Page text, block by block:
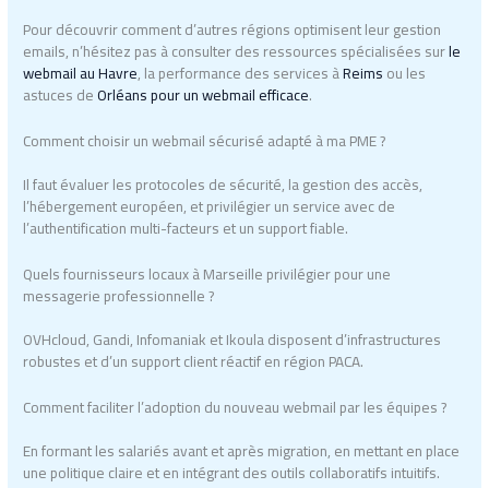
Pour découvrir comment d’autres régions optimisent leur gestion
emails, n’hésitez pas à consulter des ressources spécialisées surle
webmail au Havre, la performance des services àReimsou les
astuces deOrléans pour un webmail efficace.
Comment choisir un webmail sécurisé adapté à ma PME ?
Il faut évaluer les protocoles de sécurité, la gestion des accès,
l’hébergement européen, et privilégier un service avec de
l’authentification multi-facteurs et un support fiable.
Quels fournisseurs locaux à Marseille privilégier pour une
messagerie professionnelle ?
OVHcloud, Gandi, Infomaniak et Ikoula disposent d’infrastructures
robustes et d’un support client réactif en région PACA.
Comment faciliter l’adoption du nouveau webmail par les équipes ?
En formant les salariés avant et après migration, en mettant en place
une politique claire et en intégrant des outils collaboratifs intuitifs.